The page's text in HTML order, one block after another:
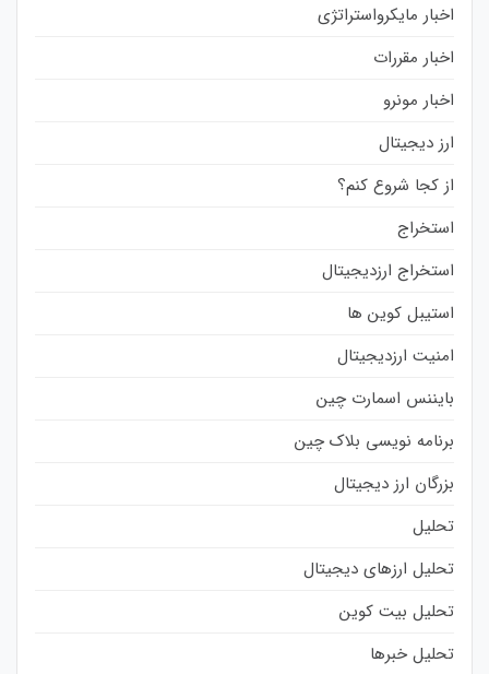
اخبار مایکرواستراتژی
اخبار مقررات
اخبار مونرو
ارز دیجیتال
از کجا شروع کنم؟
استخراج
استخراج ارزدیجیتال
استیبل کوین ها
امنیت ارزدیجیتال
بایننس اسمارت چین
برنامه نویسی بلاک چین
بزرگان ارز دیجیتال
تحلیل
تحلیل ارزهای دیجیتال
تحلیل بیت کوین
تحلیل خبرها